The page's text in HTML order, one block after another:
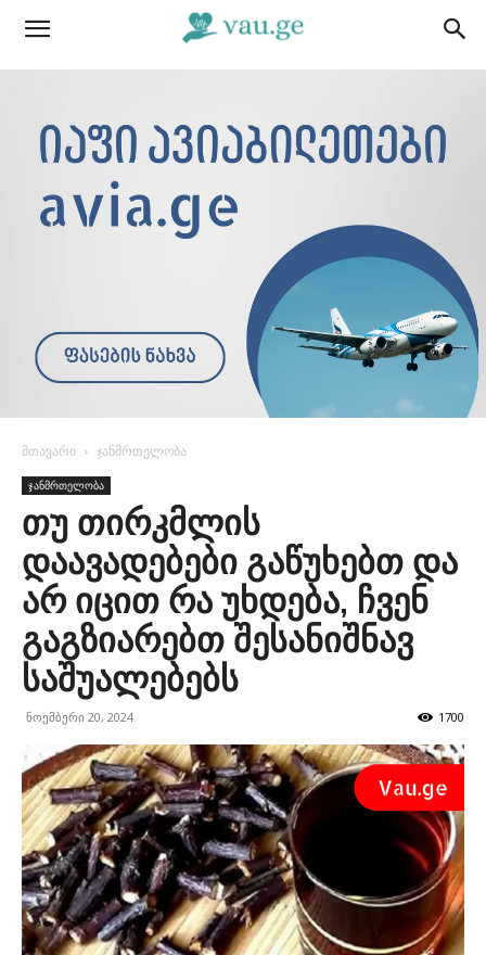
მთავარი ჯანმრთელობა
ჯანმრთელობა
თუ თირკმლის
დაავადებები გაწუხებთ და
არ იცით რა უხდება, ჩვენ
გაგზიარებთ შესანიშნავ
საშუალებებს
ნოემბერი 20, 2024 1700